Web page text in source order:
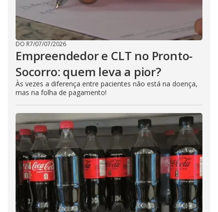
DO R7/07/07/2026
Empreendedor e CLT no Pronto-
Socorro: quem leva a pior?
Às vezes a diferença entre pacientes não está na doença,
mas na folha de pagamento!